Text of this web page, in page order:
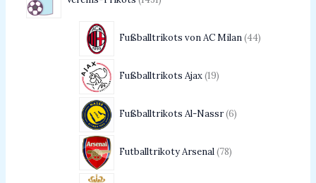
Fußballtrikots von AC Milan 44
Fußballtrikots Ajax 19
Fußballtrikots Al-Nassr 6
Futballtrikoty Arsenal 78